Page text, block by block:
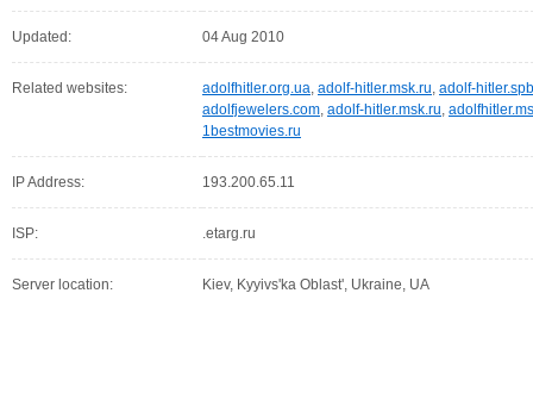
Updated: 04 Aug 2010
Related websites: adolfhitler.org.ua, adolf-hitler.msk.ru, adolf-
adolfjewelers.com, adolf-hitler.msk.ru,
1bestmovies.ru
IP Address: 193.200.65.11
ISP: .etarg.ru
Server location: Kiev, Kyyivs'ka Oblast', Ukraine, UA